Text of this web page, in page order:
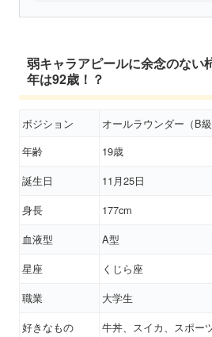
弱キャラアピールに余念のない
年は92歳！？
ボジション
オールラウンダー（B
年齢
19歳
誕生日
11月25日
身長
177cm
血液型
A型
星座
くじら座
職業
大学生
好きなもの
牛丼、スイカ、スポー